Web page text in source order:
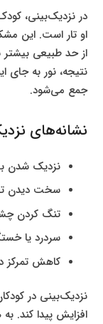
در نزدیک‌بینی،
او تار است. این
از حد طبیعی بیشتر
نتیجه، نور به جای
جمع می‌شود.
نشانه‌های
نزدیک شدن
سخت دیدن
تنگ کردن
سردرد یا
کاهش تمرکز
نزدیک‌بینی در
افزایش پیدا کند.